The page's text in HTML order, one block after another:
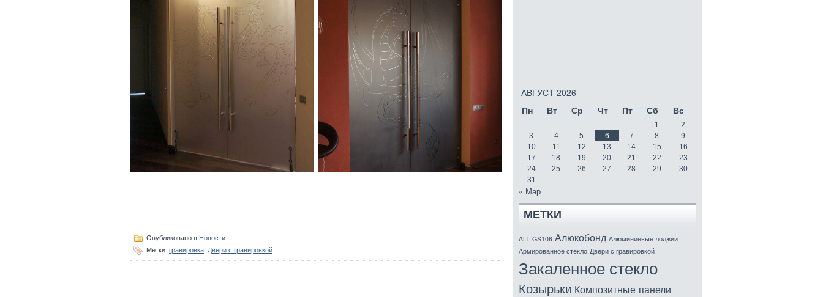
Опубликовано в Новости
Метки: гравировка Двери с гравировкой
АВГУСТ 2026
Пн
Вт Ср Чт Пт Сб Вс
1
2
3
4 5 6 7 8
9
10
11 12 13 14 15
16
17
18 19 20 21 22
23
24
25 26 27 28 29
30
31
« Мар
МЕТКИ
ALT GS106 Алюкобонд Алюминиевые лоджии
Армированное стекло Двери с гравировкой
Закаленное стекло
Козырьки Композитные панели